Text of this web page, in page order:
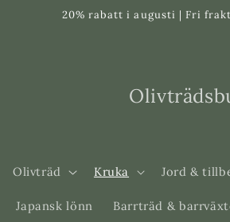
20% rabatt i augusti | Fri
Olivträd Kruka Jord &
Japansk lönn Barrträd &